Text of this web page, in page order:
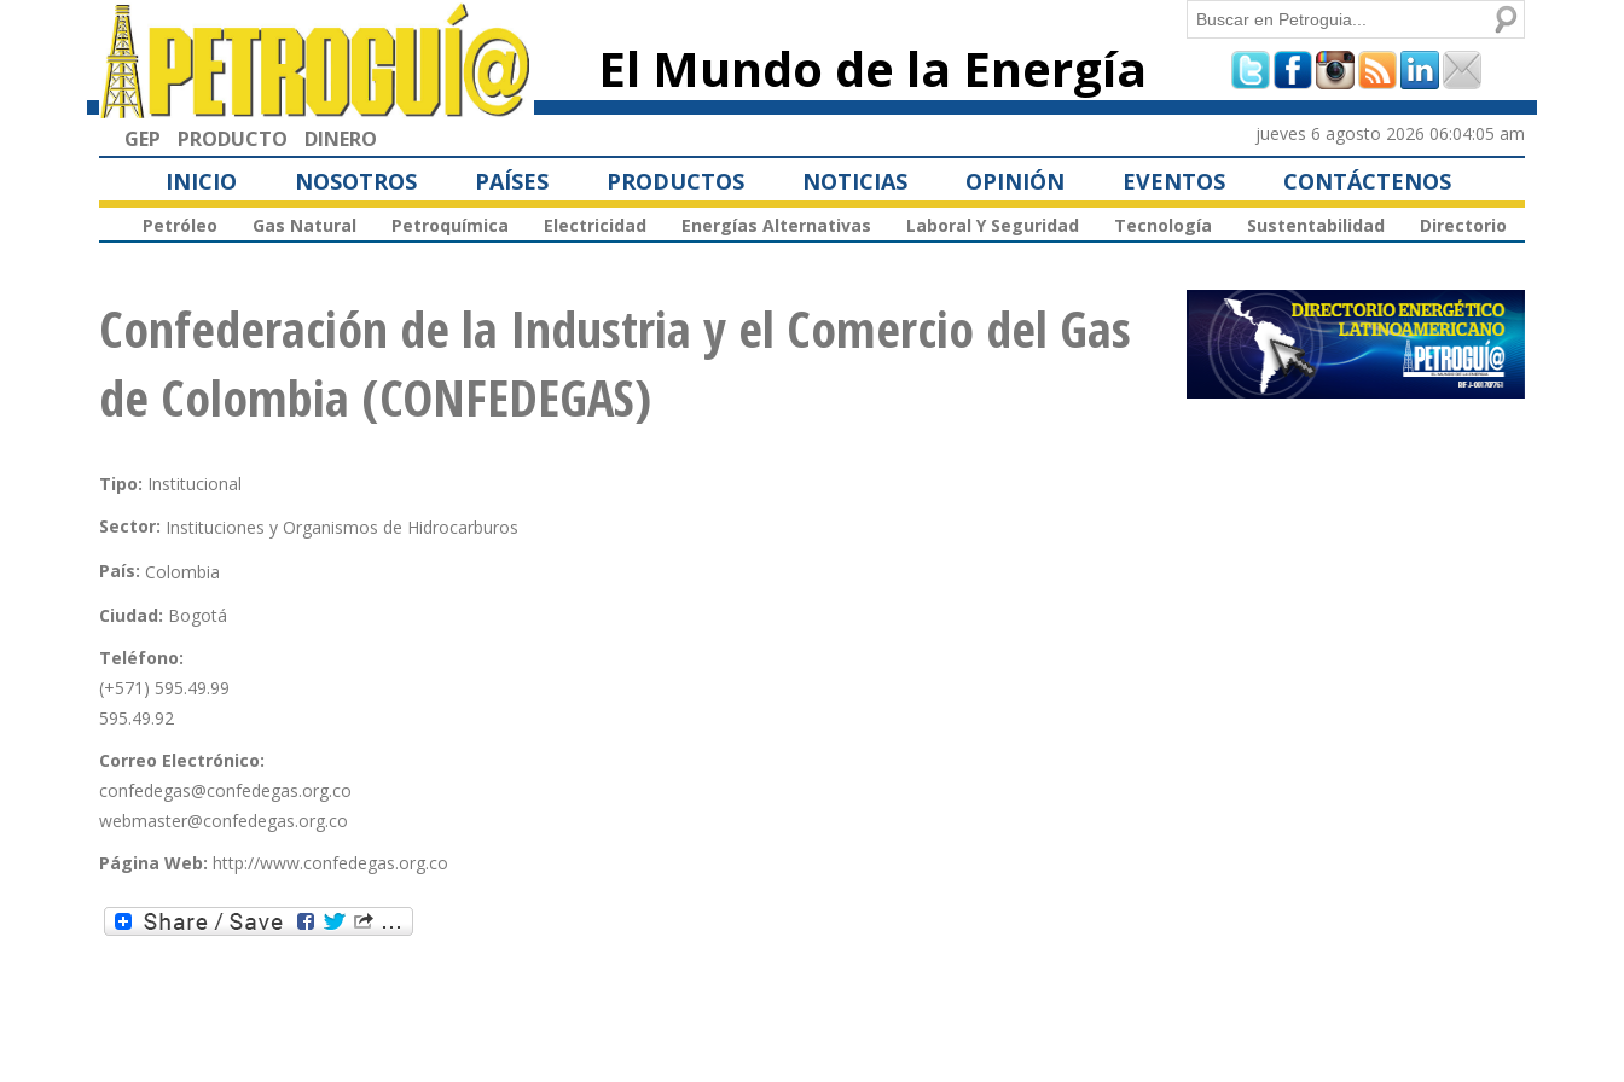
principal
El Mundo de la Energía
Formulario de
búsqueda
Buscar
GEP PRODUCTO DINERO jueves 6 agosto 2026 06:04:05 am
INICIO NOSOTROS PAÍSES PRODUCTOS NOTICIAS OPINIÓN EVENTOS CONTÁCTENOS
Petróleo Gas Natural Petroquímica Electricidad Energías Alternativas Laboral Y Seguridad Tecnología Sustentabilidad Directorio
Confederación de la Industria y el Comercio del Gas
de Colombia (CONFEDEGAS)
Tipo: Institucional
Sector: Instituciones y Organismos de Hidrocarburos
País: Colombia
Ciudad: Bogotá
Teléfono:
(+571) 595.49.99
595.49.92
Correo Electrónico:
confedegas@confedegas.org.co
webmaster@confedegas.org.co
Página Web: http://www.confedegas.org.co